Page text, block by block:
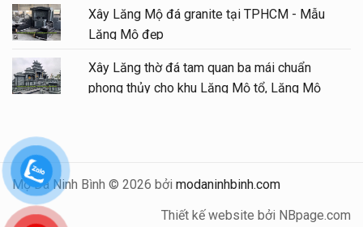
Xây Lăng Mộ đá granite tại TPHCM - Mẫu
Lăng Mộ đẹp
Xây Lăng thờ đá tam quan ba mái chuẩn
phong thủy cho khu Lăng Mộ tổ, Lăng Mộ
Mộ Đá Ninh Bình © 2026 bởi modaninhbinh.com
Thiết kế website bởi NBpage.com